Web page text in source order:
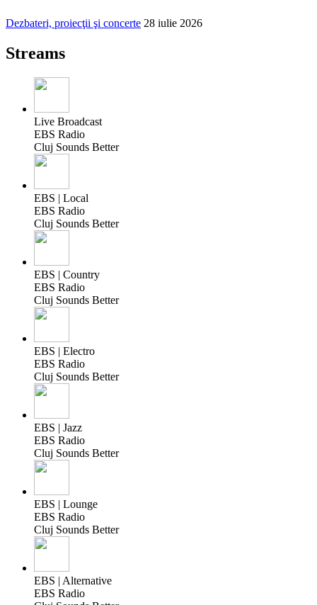
Dezbateri, proiecţii şi concerte 28 iulie 2026
Streams
Live Broadcast
EBS Radio
Cluj Sounds Better
EBS | Local
EBS Radio
Cluj Sounds Better
EBS | Country
EBS Radio
Cluj Sounds Better
EBS | Electro
EBS Radio
Cluj Sounds Better
EBS | Jazz
EBS Radio
Cluj Sounds Better
EBS | Lounge
EBS Radio
Cluj Sounds Better
EBS | Alternative
EBS Radio